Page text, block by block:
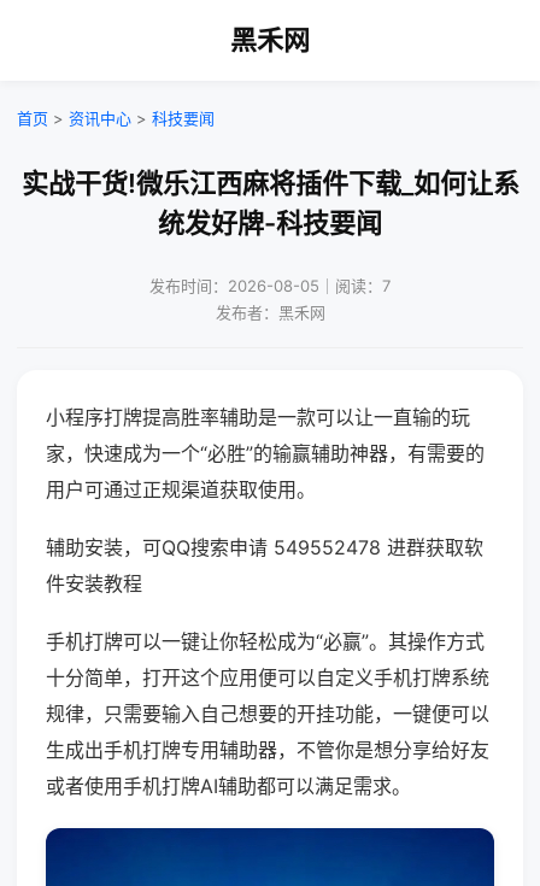
黑禾网
首页 > 资讯中心 > 科技要闻
实战干货!微乐江西麻将插件下载_如何让系
统发好牌-科技要闻
发布时间：2026-08-05｜阅读：7
发布者：黑禾网
小程序打牌提高胜率辅助是一款可以让一直输的玩
家，快速成为一个“必胜”的输赢辅助神器，有需要的
用户可通过正规渠道获取使用。
辅助安装，可QQ搜索申请 549552478 进群获取软
件安装教程
手机打牌可以一键让你轻松成为“必赢”。其操作方式
十分简单，打开这个应用便可以自定义手机打牌系统
规律，只需要输入自己想要的开挂功能，一键便可以
生成出手机打牌专用辅助器，不管你是想分享给好友
或者使用手机打牌AI辅助都可以满足需求。